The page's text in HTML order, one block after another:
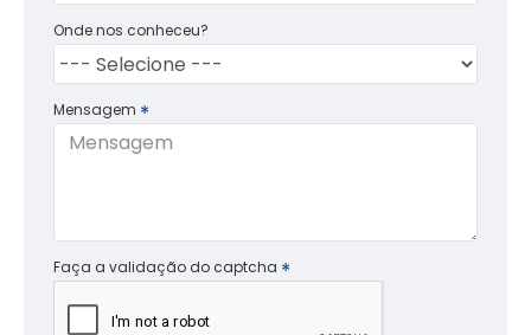
Onde nos conheceu?
Mensagem
Faça a validação do captcha